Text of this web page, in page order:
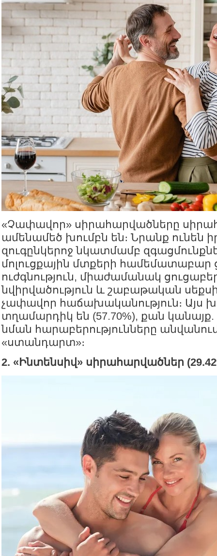
«Չափավոր» սիրահարվածները
ամենամեծ խումբն են։ Նրանք ունեն
զուգընկերոջ նկատմամբ
մոլուցքային մտքերի համեմատաբար
ուժգնություն, միաժամանակ
նվիրվածություն և շաբաթական
չափավոր հաճախականություն։ Այս
տղամարդիկ են (57.70%), քան
նման հարաբերությունները
«ստանդարտ»։
2. «Ինտենսիվ» սիրահարվածներ